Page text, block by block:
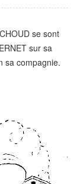
se sont
sur sa
sa compagnie.